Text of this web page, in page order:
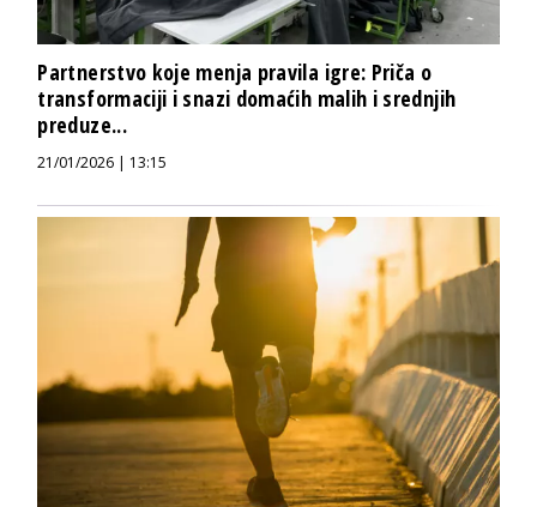
Partnerstvo koje menja pravila igre: Priča o
transformaciji i snazi domaćih malih i srednjih
preduze...
21/01/2026 | 13:15